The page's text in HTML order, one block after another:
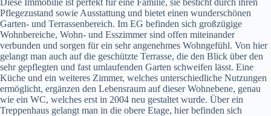
Diese Immobilie ist perfekt für eine Familie, sie besticht durch ihren
Pflegezustand sowie Ausstattung und bietet einen wunderschönen
Garten- und Terrassenbereich. Im EG befinden sich großzügige
Wohnbereiche, Wohn- und Esszimmer sind offen miteinander
verbunden und sorgen für ein sehr angenehmes Wohngefühl. Von hier
gelangt man auch auf die geschützte Terrasse, die den Blick über den
sehr gepflegten und fast umlaufenden Garten schweifen lässt. Eine
Küche und ein weiteres Zimmer, welches unterschiedliche Nutzungen
ermöglicht, ergänzen den Lebensraum auf dieser Wohnebene, genau
wie ein WC, welches erst in 2004 neu gestaltet wurde. Über ein
Treppenhaus gelangt man in die obere Etage, hier befinden sich